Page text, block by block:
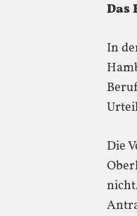
Das
In
Die